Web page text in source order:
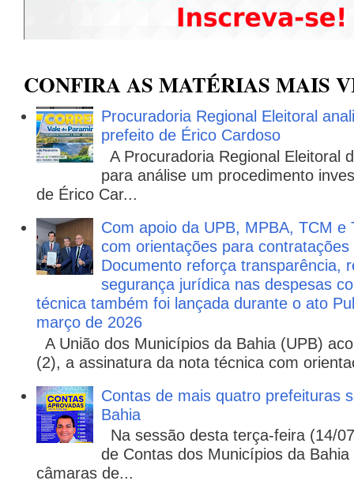
CONFIRA AS MATÉRIAS MAIS
Procuradoria Regional Eleitoral
prefeito de Érico Cardoso
A Procuradoria Regional Eleitoral
para análise um procedimento
de Érico Car...
Com apoio da UPB, MPBA, TCM
com orientações para
Documento reforça transparência,
segurança jurídica nas despesas
técnica também foi lançada durante o ato
março de 2026
A União dos Municípios da Bahia (UPB)
(2), a assinatura da nota técnica com
Contas de mais quatro prefeituras
Bahia
Na sessão desta terça-feira (14/
de Contas dos Municípios da
câmaras de...